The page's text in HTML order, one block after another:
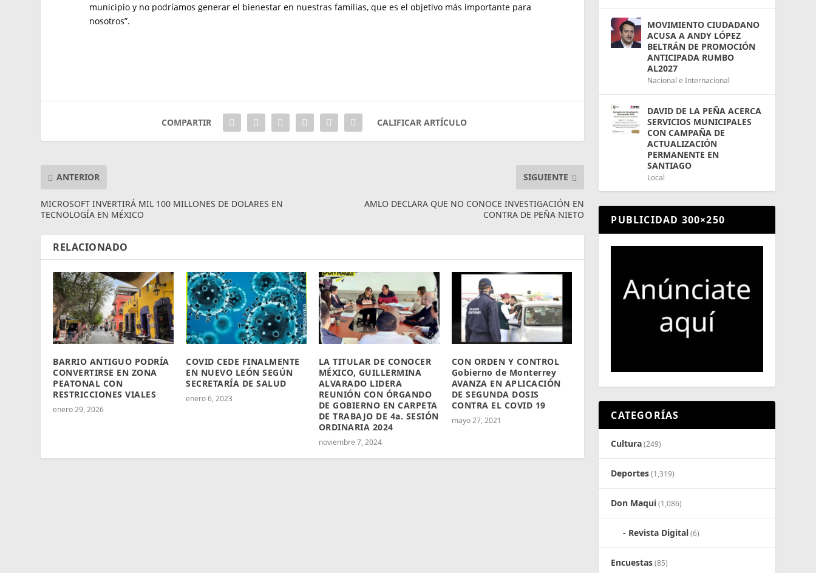
municipio y no podríamos generar el bienestar en nuestras familias, que es el objetivo más importante para
nosotros”.
COMPARTIR CALIFICAR ARTÍCULO
ANTERIOR
MICROSOFT INVERTIRÁ MIL 100 MILLONES DE DOLARES EN
TECNOLOGÍA EN MÉXICO
SIGUIENTE
AMLO DECLARA QUE NO CONOCE INVESTIGACIÓN EN
CONTRA DE PEÑA NIETO
RELACIONADO
BARRIO ANTIGUO PODRÍA
CONVERTIRSE EN ZONA
PEATONAL CON
RESTRICCIONES VIALES
enero 29, 2026
COVID CEDE FINALMENTE
EN NUEVO LEÓN SEGÚN
SECRETARÍA DE SALUD
enero 6, 2023
LA TITULAR DE CONOCER
MÉXICO, GUILLERMINA
ALVARADO LIDERA
REUNIÓN CON ÓRGANDO
DE GOBIERNO EN CARPETA
DE TRABAJO DE 4a. SESIÓN
ORDINARIA 2024
noviembre 7, 2024
CON ORDEN Y CONTROL
Gobierno de Monterrey
AVANZA EN APLICACIÓN
DE SEGUNDA DOSIS
CONTRA EL COVID 19
mayo 27, 2021
MOVIMIENTO CIUDADANO
ACUSA A ANDY LÓPEZ
BELTRÁN DE PROMOCIÓN
ANTICIPADA RUMBO
AL2027
Nacional e Internacional
DAVID DE LA PEÑA ACERCA
SERVICIOS MUNICIPALES
CON CAMPAÑA DE
ACTUALIZACIÓN
PERMANENTE EN
SANTIAGO
Local
PUBLICIDAD 300×250
CATEGORÍAS
Cultura(249)
Deportes(1,319)
Don Maqui(1,086)
Revista Digital(6)
Encuestas(85)